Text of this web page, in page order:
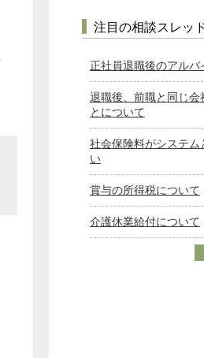
注目の相談スレッ
正社員退職後のアルバ
退職後、前職と同じ会
とについて
社会保険料がシステ
い
賞与の所得税について
介護休業給付について